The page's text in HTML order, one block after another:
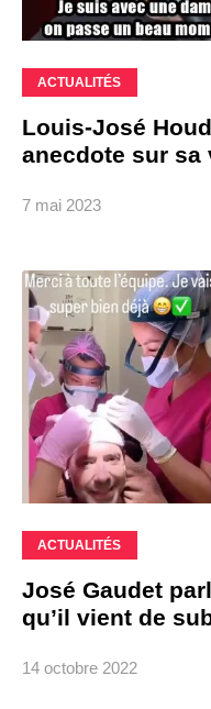
ACTUALITÉS
Louis-José
anecdote sur sa
7 mai 2023
ACTUALITÉS
José Gaudet
qu’il vient de
14 octobre 2022